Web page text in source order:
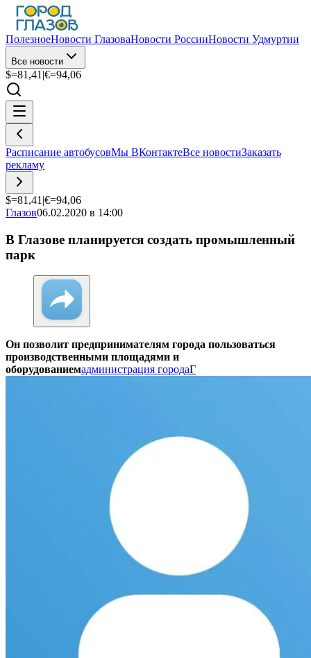
ПолезноеНовости ГлазоваНовости РоссииНовости Удмуртии
Все новости
$=81,41 |€=94,06
Расписание автобусовМы ВКонтактеВсе новостиЗаказать
рекламу
$=81,41 |€=94,06
Глазов06.02.2020 в 14:00
В Глазове планируется создать промышленный
парк
Он позволит предпринимателям города пользоваться
производственными площадями и
оборудованиемадминистрация городаГ